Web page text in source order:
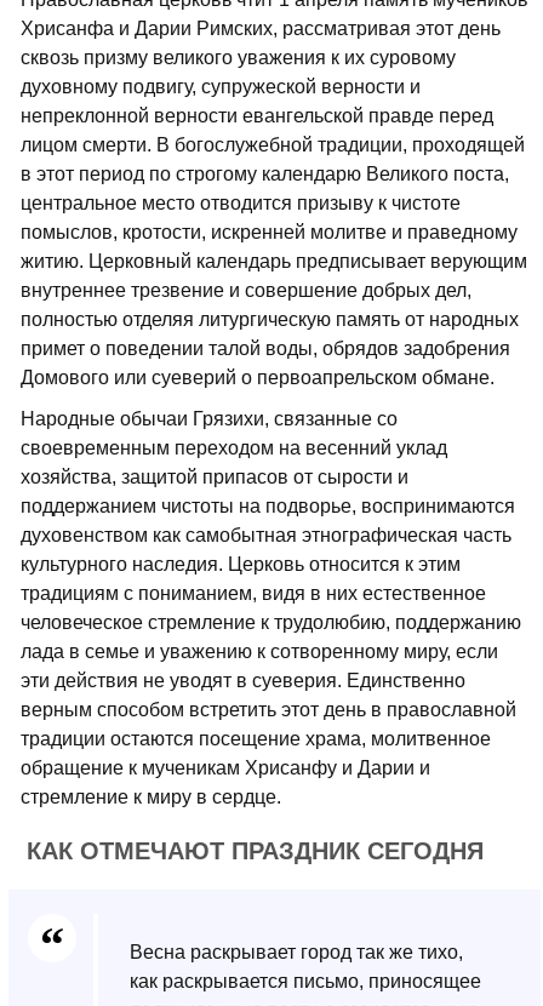
Хрисанфа и Дарии Римских, рассматривая этот день
сквозь призму великого уважения к их суровому
духовному подвигу, супружеской верности и
непреклонной верности евангельской правде перед
лицом смерти. В богослужебной традиции, проходящей
в этот период по строгому календарю Великого поста,
центральное место отводится призыву к чистоте
помыслов, кротости, искренней молитве и праведному
житию. Церковный календарь предписывает верующим
внутреннее трезвение и совершение добрых дел,
полностью отделяя литургическую память от народных
примет о поведении талой воды, обрядов задобрения
Домового или суеверий о первоапрельском обмане.
Народные обычаи Грязихи, связанные со
своевременным переходом на весенний уклад
хозяйства, защитой припасов от сырости и
поддержанием чистоты на подворье, воспринимаются
духовенством как самобытная этнографическая часть
культурного наследия. Церковь относится к этим
традициям с пониманием, видя в них естественное
человеческое стремление к трудолюбию, поддержанию
лада в семье и уважению к сотворенному миру, если
эти действия не уводят в суеверия. Единственно
верным способом встретить этот день в православной
традиции остаются посещение храма, молитвенное
обращение к мученикам Хрисанфу и Дарии и
стремление к миру в сердце.
КАК ОТМЕЧАЮТ ПРАЗДНИК СЕГОДНЯ
Весна раскрывает город так же тихо,
как раскрывается письмо, приносящее